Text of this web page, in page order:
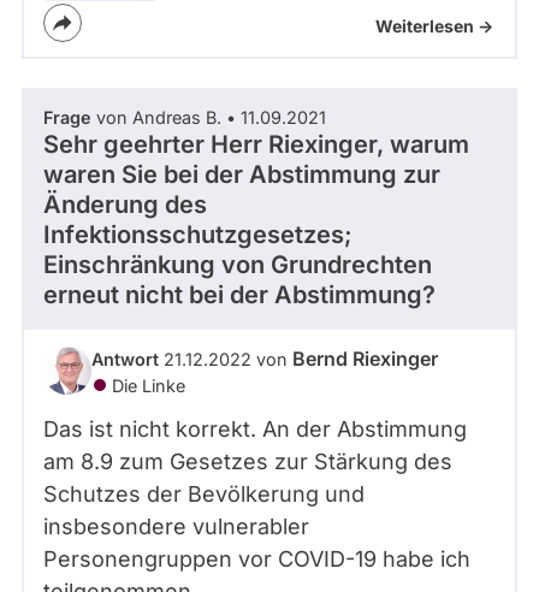
Weiterlesen ->
Frage von Andreas B. • 11.09.2021
Sehr geehrter Herr Riexinger, warum
waren Sie bei der Abstimmung zur
Änderung des
Infektionsschutzgesetzes;
Einschränkung von Grundrechten
erneut nicht bei der Abstimmung?
Antwort 21.12.2022 von Bernd Riexinger
Die Linke
Das ist nicht korrekt. An der Abstimmung
am 8.9 zum Gesetzes zur Stärkung des
Schutzes der Bevölkerung und
insbesondere vulnerabler
Personengruppen vor COVID-19 habe ich